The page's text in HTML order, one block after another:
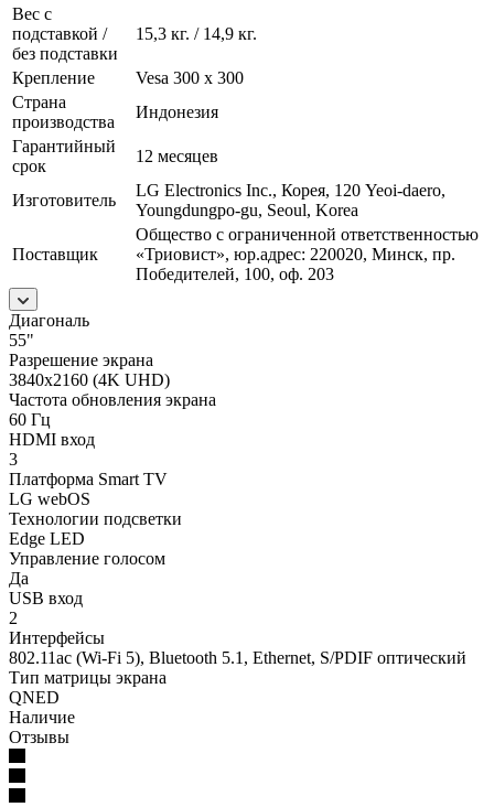
Вес с
подставкой /
без подставки
15,3 кг. / 14,9 кг.
Крепление
Vesa 300 x 300
Страна
производства
Индонезия
Гарантийный
срок
12 месяцев
Изготовитель
LG Electronics Inc., Корея, 120 Yeoi-daero,
Youngdungpo-gu, Seoul, Korea
Поставщик
Общество с ограниченной ответственностью
«Триовист», юр.адрес: 220020, Минск, пр.
Победителей, 100, оф. 203
Диагональ
55"
Разрешение экрана
3840x2160 (4K UHD)
Частота обновления экрана
60 Гц
HDMI вход
3
Платформа Smart TV
LG webOS
Технологии подсветки
Edge LED
Управление голосом
Да
USB вход
2
Интерфейсы
802.11ac (Wi-Fi 5), Bluetooth 5.1, Ethernet, S/PDIF оптический
Тип матрицы экрана
QNED
Наличие
Отзывы